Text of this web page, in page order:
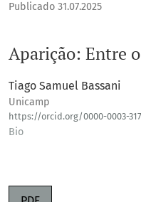
Aparição: Entre
Publicado 31.07.2025
Tiago Samuel Bassani
Unicamp
https://orcid.org/0000-0003-
Bio